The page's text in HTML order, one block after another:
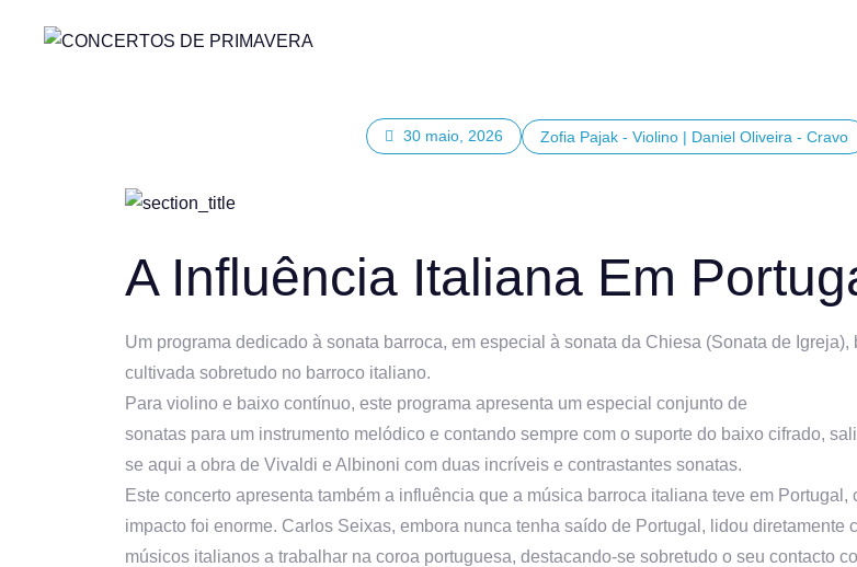
30 maio, 2026 Zofia Pajak - Violino | Daniel Oliveira - Cravo
A Influência Italiana Em
Um programa dedicado à sonata barroca, em especial à sonata da Chiesa (Sonata de Igreja),
cultivada sobretudo no barroco italiano.
Para violino e baixo contínuo, este programa apresenta um especial conjunto de
sonatas para um instrumento melódico e contando sempre com o suporte do baixo cifrado,
se aqui a obra de Vivaldi e Albinoni com duas incríveis e contrastantes sonatas.
Este concerto apresenta também a influência que a música barroca italiana teve em Portugal,
impacto foi enorme. Carlos Seixas, embora nunca tenha saído de Portugal, lidou diretamente
músicos italianos a trabalhar na coroa portuguesa, destacando-se sobretudo o seu contacto